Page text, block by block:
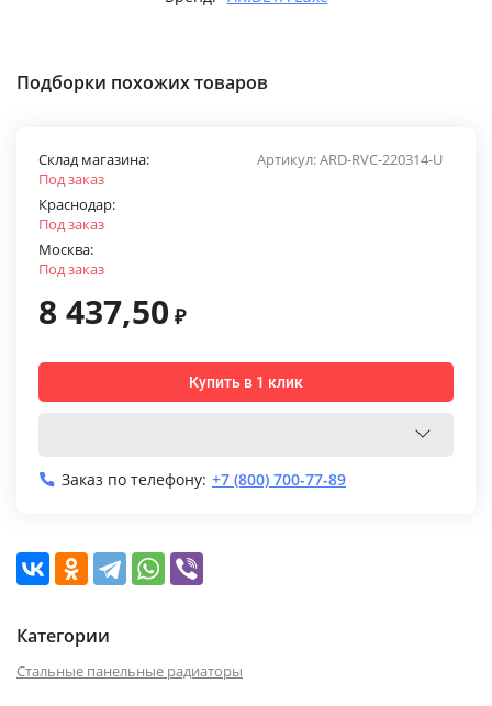
Подборки похожих товаров
Артикул:ARD-RVC-220314-U
Склад магазина:
Под заказ
Краснодар:
Под заказ
Москва:
Под заказ
8 437,50 ₽
Купить в 1 клик
Заказ по телефону: +7 (800) 700-77-89
Категории
Стальные панельные радиаторы